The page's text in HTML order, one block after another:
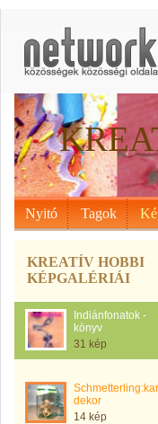
Nyitó Tagok
KREATÍV HOBBI
KÉPGALÉRIÁI
Indiánfonatok -
könyv
31 kép
dekor
14 kép